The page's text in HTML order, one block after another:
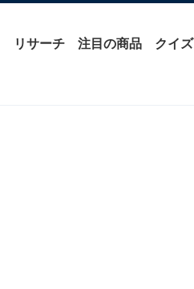
リサーチ 注目の商品 クイズ